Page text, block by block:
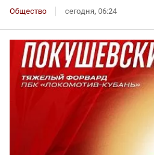
Общество сегодня, 06:24